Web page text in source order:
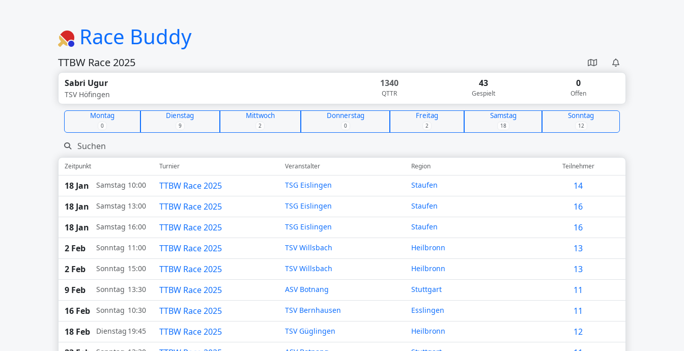
Race Buddy
TTBW Race 2025
Sabri Ugur
TSV Höfingen
1340
QTTR
43
Gespielt
0
Offen
Montag
0
Dienstag
9
Mittwoch
2
Donnerstag
0
Freitag
2
Samstag
18
Sonntag
12
Zeitpunkt Turnier Veranstalter Region Teilnehmer
18 Jan Samstag 10:00 TTBW Race 2025 TSG Eislingen Staufen
14
18 Jan
Samstag 13:00 TTBW Race 2025 TSG Eislingen Staufen
16
18 Jan
Samstag 16:00 TTBW Race 2025 TSG Eislingen Staufen
16
2 Feb
Sonntag 11:00 TTBW Race 2025 TSV Willsbach Heilbronn
13
2 Feb
Sonntag 15:00 TTBW Race 2025 TSV Willsbach Heilbronn
13
9 Feb
Sonntag 13:30 TTBW Race 2025 ASV Botnang Stuttgart
11
16 Feb
Sonntag 10:30 TTBW Race 2025 TSV Bernhausen Esslingen
11
18 Feb
Dienstag 19:45 TTBW Race 2025 TSV Güglingen Heilbronn
12